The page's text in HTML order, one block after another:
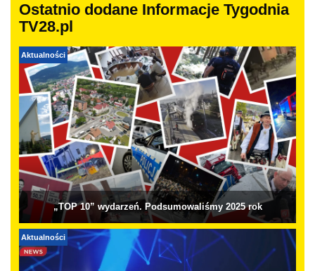
Ostatnio dodane Informacje Tygodnia
TV28.pl
Aktualności
„TOP 10” wydarzeń. Podsumowaliśmy 2025 rok
Aktualności